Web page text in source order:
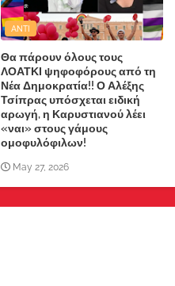
ANTI
Θα πάρουν όλους τους
ΛΟΑΤΚΙ ψηφοφόρους από τη
Νέα Δημοκρατία!! Ο Αλέξης
Τσίπρας υπόσχεται ειδική
αρωγή, η Καρυστιανού λέει
«ναι» στους γάμους
ομοφυλόφιλων!
May 27, 2026